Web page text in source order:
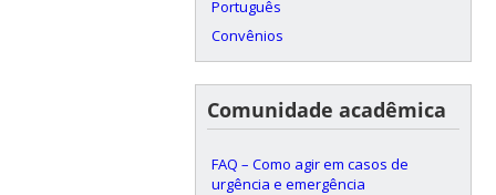
Português
Convênios
Comunidade acadêmica
FAQ – Como agir em casos de
urgência e emergência